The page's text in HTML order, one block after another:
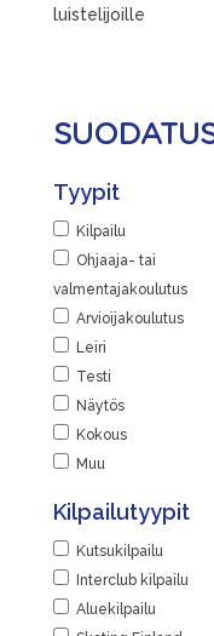
luistelijoille
Tyypit
Kilpailu
Ohjaaja- tai
valmentajakoulutus
Arvioijakoulutus
Leiri
Testi
Näytös
Kokous
Muu
Kilpailutyypit
Kutsukilpailu
Interclub kilpailu
Aluekilpailu